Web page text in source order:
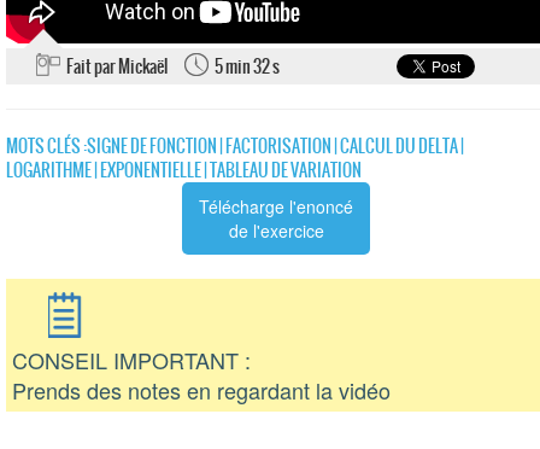
Fait par Mickaël 5 min 32 s
MOTS CLÉS :SIGNE DE FONCTION|FACTORISATION|CALCUL DU DELTA|
LOGARITHME|EXPONENTIELLE|TABLEAU DE VARIATION
Télécharge l'enoncé
de l'exercice
CONSEIL IMPORTANT :
Prends des notes en regardant la vidéo